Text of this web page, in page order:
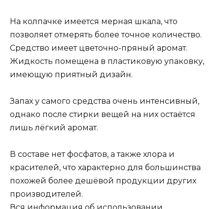
На колпачке имеется мерная шкала, что
позволяет отмерять более точное количество.
Средство имеет цветочно-пряный аромат.
Жидкость помещена в пластиковую упаковку,
имеющую приятный дизайн.
Запах у самого средства очень интенсивный,
однако после стирки вещей на них остаётся
лишь лёгкий аромат.
В составе нет фосфатов, а также хлора и
красителей, что характерно для большинства
похожей более дешёвой продукции других
производителей.